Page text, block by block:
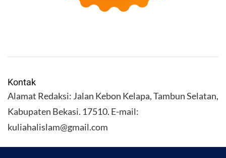
Kontak
Alamat Redaksi: Jalan Kebon Kelapa, Tambun Selatan,
Kabupaten Bekasi. 17510. E-mail:
kuliahalislam@gmail.com